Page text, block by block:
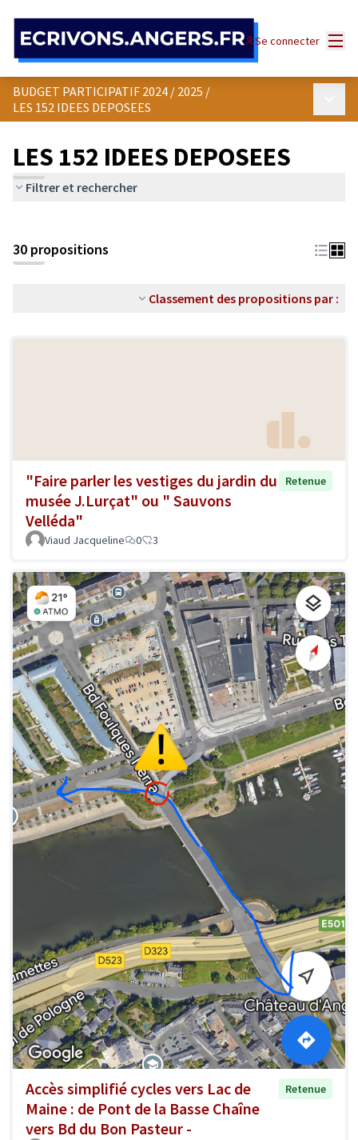
Se connecter
BUDGET PARTICIPATIF 2024 / 2025 /
LES 152 IDEES DEPOSEES
LES 152 IDEES DEPOSEES
Filtrer et rechercher
30 propositions
Classement des propositions par :
"Faire parler les vestiges du jardin du
musée J.Lurçat" ou " Sauvons
Velléda"
Retenue
Viaud Jacqueline 0 3
Accès simplifié cycles vers Lac de
Maine : de Pont de la Basse Chaîne
vers Bd du Bon Pasteur -
Retenue